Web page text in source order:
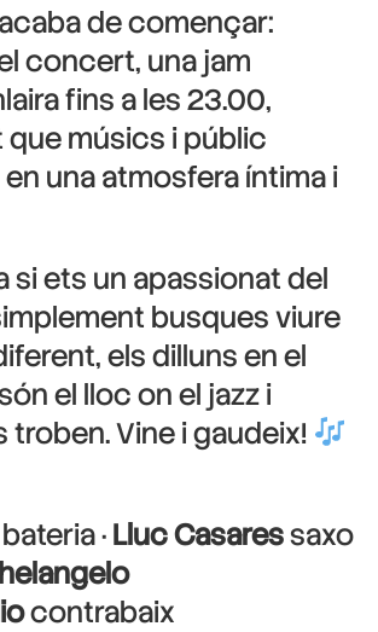
de començar:
concert, una jam
fins a les 23.00,
músics i públic
una atmosfera íntima i
si ets un apassionat del
busques viure
els dilluns en el
el lloc on el jazz i
troben. Vine i gaudeix!
·Lluc Casaressaxo
contrabaix